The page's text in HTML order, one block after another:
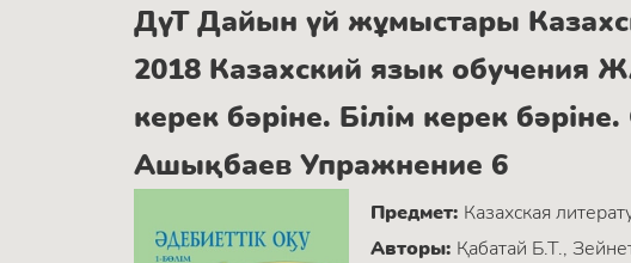
ДүТ Дайын үй жұмыстары
2018 Казахский язык
керек бәріне. Білім керек
Ашықбаев Упражнение 6
Предмет: Казахская
Авторы: Қабатай Б.Т.,